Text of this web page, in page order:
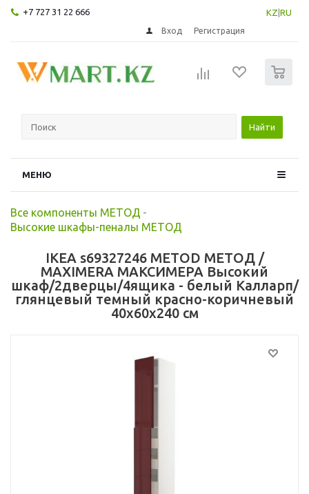
+7 727 31 22 666 KZ RU
Вход Регистрация
Найти
МЕНЮ
Все компоненты МЕТОД -
Высокие шкафы-пеналы МЕТОД
IKEA s69327246 METOD МЕТОД /
MAXIMERA МАКСИМЕРА Высокий
шкаф/2дверцы/4ящика - белый Калларп/
глянцевый темный красно-коричневый
40x60x240 см